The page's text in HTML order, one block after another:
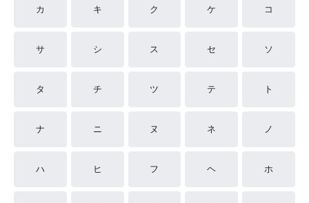
カ キ ク ケ コ
サ シ ス セ ソ
タ チ ツ テ ト
ナ ニ ヌ ネ ノ
ハ ヒ フ ヘ ホ